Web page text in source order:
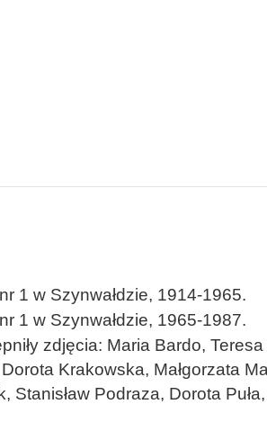
1 w Szynwałdzie, 1914-1965.
1 w Szynwałdzie, 1965-1987.
zdjęcia: Maria Bardo,
Krakowska, Małgorzata
Stanisław Podraza, Dorota